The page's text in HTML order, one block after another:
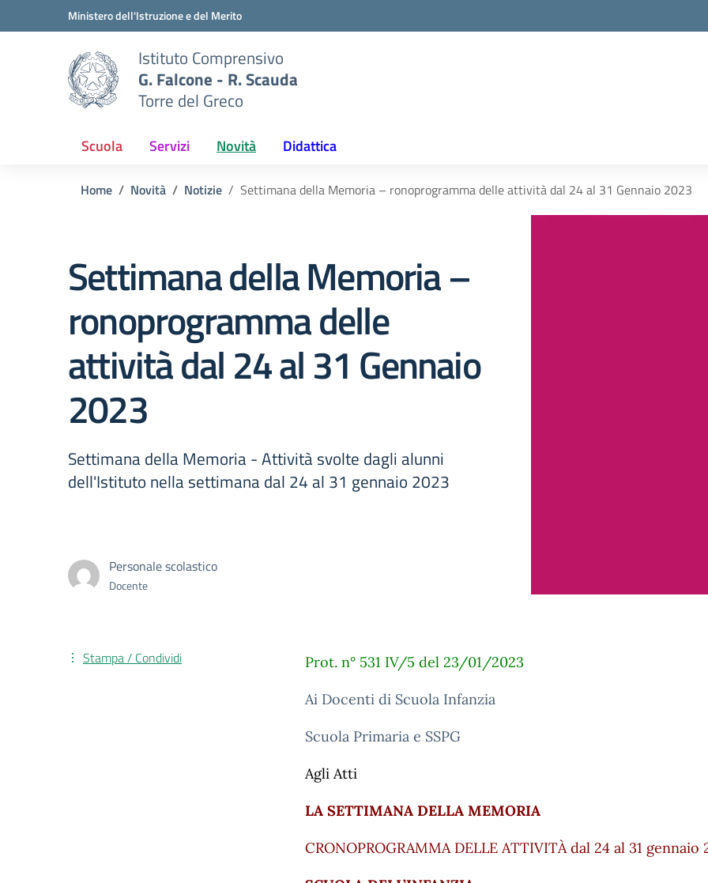
Vai ai contenuti
Vai al menu di navigazioneMinistero dell'Istruzione e del Merito
Istituto Comprensivo
G. Falcone - R. Scauda
Torre del Greco
Scuola Servizi Novità Didattica
Home Novità Notizie Settimana della Memoria – ronoprogramma delle attività dal 24 al 31 Gennaio 2023
Settimana della Memoria –
ronoprogramma delle
attività dal 24 al 31 Gennaio
2023
Settimana della Memoria - Attività svolte dagli alunni
dell'Istituto nella settimana dal 24 al 31 gennaio 2023
Personale scolastico
Docente
Prot. n° 531 IV/5 del 23/01/2023
Ai Docenti di Scuola Infanzia
Scuola Primaria e SSPG
Agli Atti
LA SETTIMANA DELLA MEMORIA
CRONOPROGRAMMA DELLE ATTIVITÀ dal 24 al 31 gennaio
Stampa / Condividi